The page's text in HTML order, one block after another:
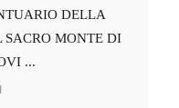
DELLA
MONTE DI
...